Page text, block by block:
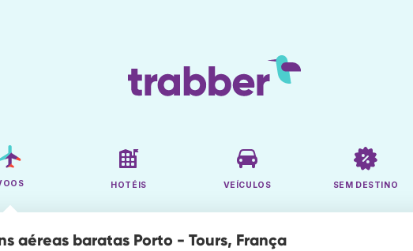
HOTÉIS VEÍCULOS SEM DESTINO
aéreas baratas Porto - Tours, França